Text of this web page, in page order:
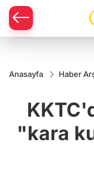
Anasayfa Haber
"kara